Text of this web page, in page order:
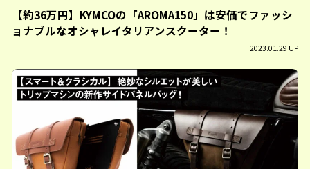
【約36万円】KYMCOの「AROMA150」は安価でファッシ
ョナブルなオシャレイタリアンスクーター！
2023.01.29 UP